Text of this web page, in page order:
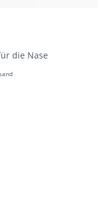
die Nase